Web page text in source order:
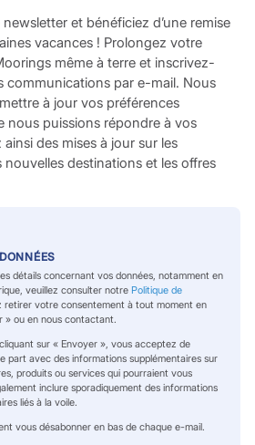
et bénéficiez d’une remise
vacances ! Prolongez votre
même à terre et inscrivez-
communications par e-mail. Nous
à jour vos préférences
nous puissions répondre à vos
des mises à jour sur les
destinations et les offres
détails concernant vos données, notamment en
veuillez consulter notre Politique de
retirer votre consentement à tout moment en
» ou en nous contactant.
sur « Envoyer », vous acceptez de
part avec des informations supplémentaires sur
produits ou services qui pourraient vous
inclure sporadiquement des informations
liés à la voile.
vous désabonner en bas de chaque e-mail.